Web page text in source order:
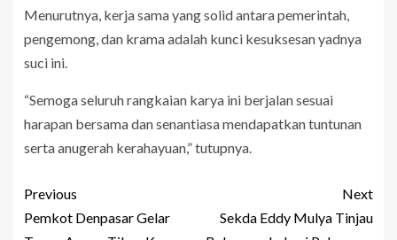
Menurutnya, kerja sama yang solid antara pemerintah,
pengemong, dan krama adalah kunci kesuksesan yadnya
suci ini.
“Semoga seluruh rangkaian karya ini berjalan sesuai
harapan bersama dan senantiasa mendapatkan tuntunan
serta anugerah kerahayuan,” tutupnya.
Previous
Pemkot Denpasar Gelar
Next
Sekda Eddy Mulya Tinjau